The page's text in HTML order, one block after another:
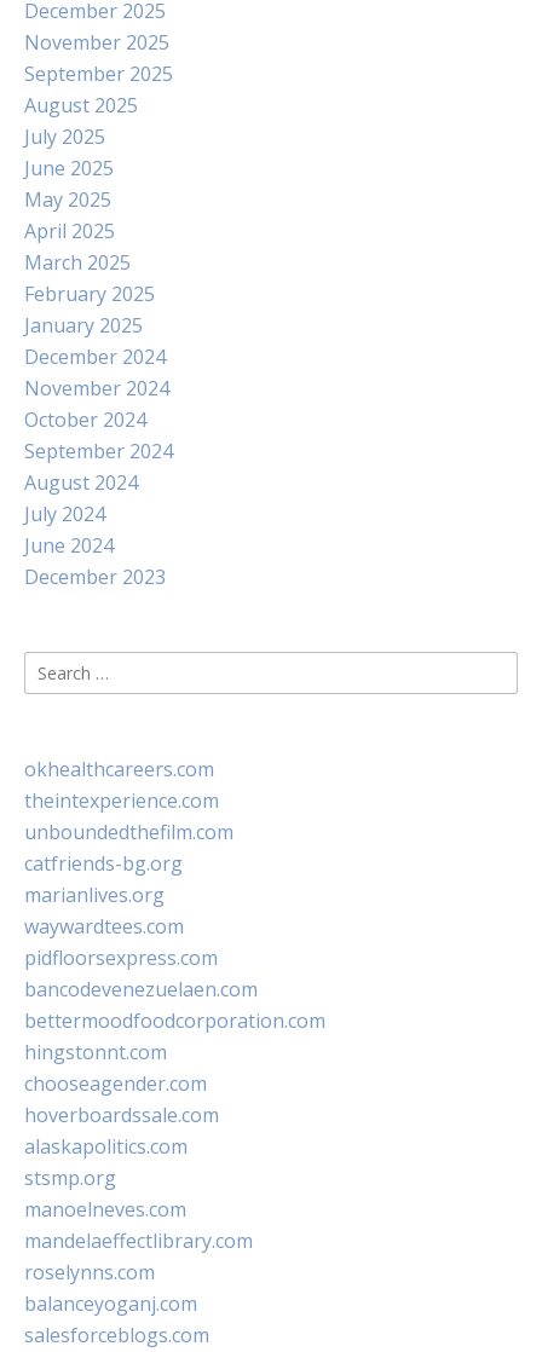
December 2025
November 2025
September 2025
August 2025
July 2025
June 2025
May 2025
April 2025
March 2025
February 2025
January 2025
December 2024
November 2024
October 2024
September 2024
August 2024
July 2024
June 2024
December 2023
Search
for:
okhealthcareers.com
theintexperience.com
unboundedthefilm.com
catfriends-bg.org
marianlives.org
waywardtees.com
pidfloorsexpress.com
bancodevenezuelaen.com
bettermoodfoodcorporation.com
hingstonnt.com
chooseagender.com
hoverboardssale.com
alaskapolitics.com
stsmp.org
manoelneves.com
mandelaeffectlibrary.com
roselynns.com
balanceyoganj.com
salesforceblogs.com